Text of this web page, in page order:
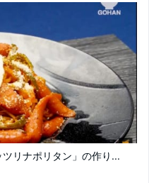
ツリナポリタン」の作り...